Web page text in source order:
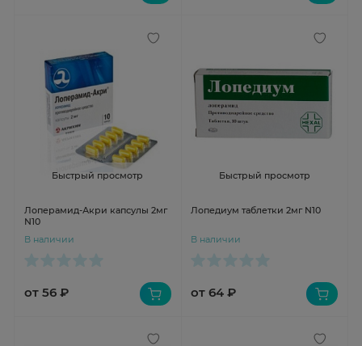
Быстрый просмотр
Лоперамид-Акри капсулы 2мг
N10
В наличии
от 56 ₽
Быстрый просмотр
Лопедиум таблетки 2мг N10
В наличии
от 64 ₽